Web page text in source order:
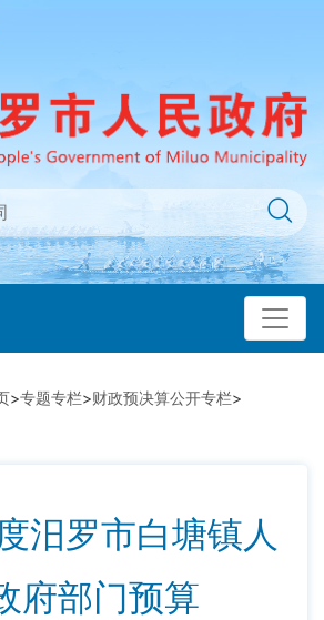
>专题专栏>财政预决算公开专栏>
汨罗市白塘镇人
府部门预算